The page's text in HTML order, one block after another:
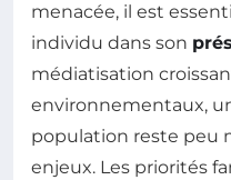
menacée, il est
individu dans son
médiatisation
environnementaux,
population reste peu
enjeux. Les priorités